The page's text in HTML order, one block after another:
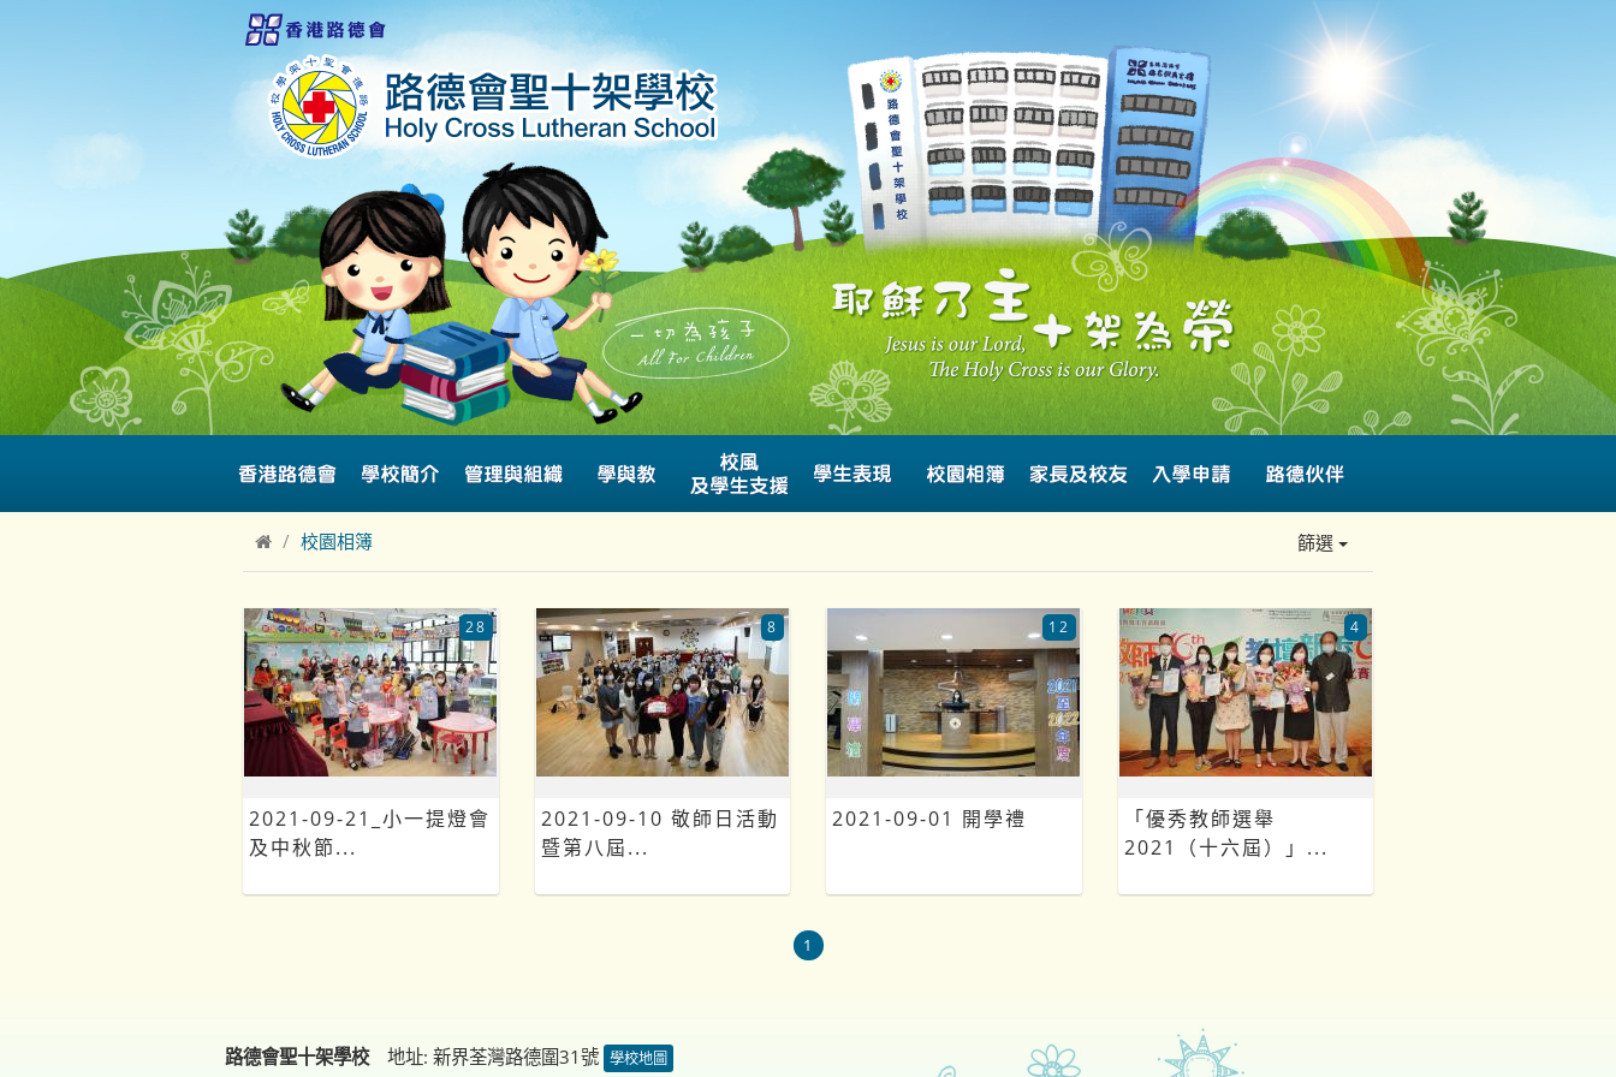
校園相簿 篩選
2021-09-21_小一提燈會
及中秋節...
28
2021-09-10 敬師日活動
暨第八屆...
8
2021-09-01 開學禮
12
「優秀教師選舉
2021（十六屆）」...
4
1
路德會聖十架學校 地址: 新界荃灣路德圍31號 學校地圖